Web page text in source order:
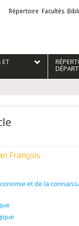
Liens
externes
Répertoire Facultés
ET
François
et de la